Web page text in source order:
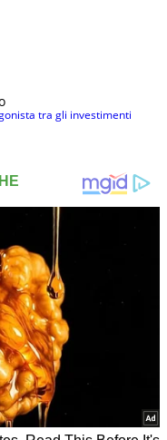
tra gli investimenti